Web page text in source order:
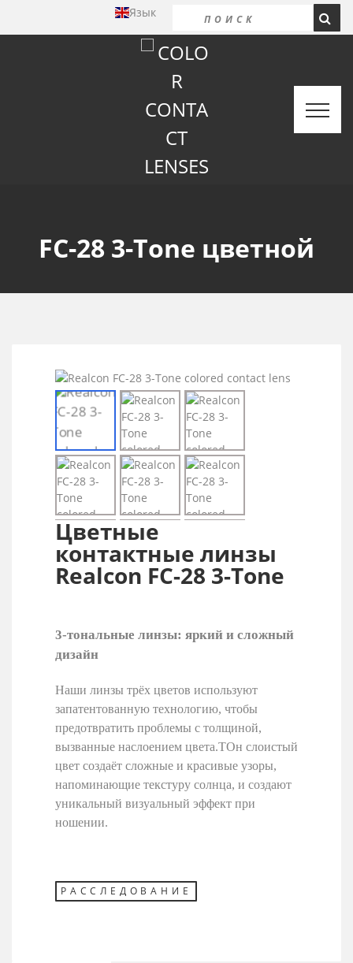
Язык
FC-28 3-Tone цветной
Цветные
контактные линзы
Realcon FC-28 3-Tone
3-тональные линзы: яркий и сложный
дизайн
Наши линзы трёх цветов используют
запатентованную технологию, чтобы
предотвратить проблемы с толщиной,
вызванные наслоением цвета.TОн слоистый
цвет создаёт сложные и красивые узоры,
напоминающие текстуру солнца, и создают
уникальный визуальный эффект при
ношении.
РАССЛЕДОВАНИЕ